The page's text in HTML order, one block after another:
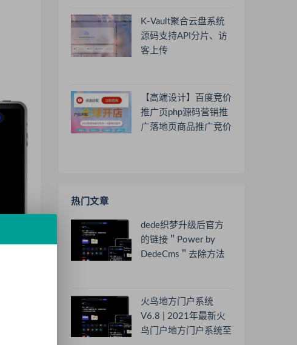
K-Vault聚合云盘系统
源码支持API分片、访
客上传
【高端设计】百度竞价
推广页php源码营销推
广落地页商品推广竞价
热门文章
dede织梦升级后官方
的链接＂Power by
DedeCms＂去除方法
火鸟地方门户系统
V6.8 | 2021年最新火
鸟门户地方门户系统至